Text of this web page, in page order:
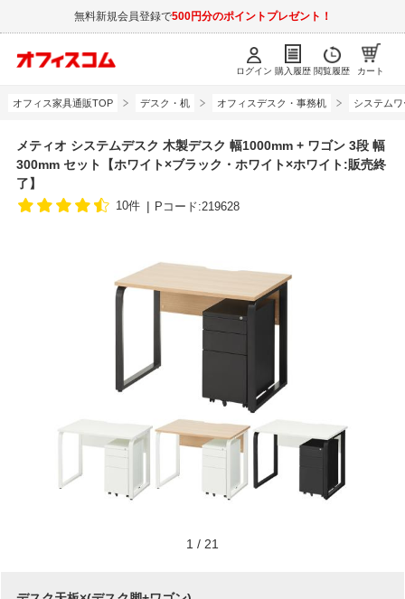
無料新規会員登録で500円分のポイントプレゼント！
ログイン 購入履歴 閲覧履歴 カート
オフィス家具通販TOP デスク・机 オフィスデスク・事務机 システム
メティオ システムデスク 木製デスク 幅1000mm + ワゴン 3段 幅
300mm セット【ホワイト×ブラック・ホワイト×ホワイト:販売終
了】
10件 Pコード:219628
1 / 21